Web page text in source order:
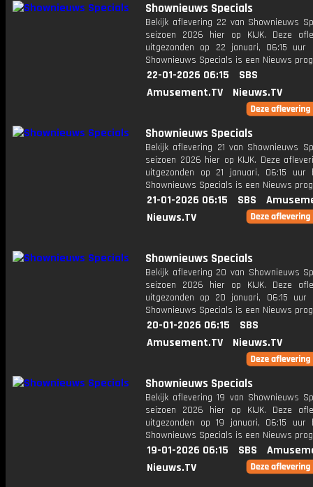
Shownieuws Specials
Bekijk aflevering 22 van Shownieuws
seizoen 2026 hier op KIJK. Deze
uitgezonden op 22 januari, 06:15 uur
Shownieuws Specials is een Nieuws
22-01-2026 06:15
SBS
Amusement.TV
Nieuws.TV
Shownieuws Specials
Bekijk aflevering 21 van Shownieuws
seizoen 2026 hier op KIJK. Deze
uitgezonden op 21 januari, 06:15 uur
Shownieuws Specials is een Nieuws
21-01-2026 06:15 SBS
Nieuws.TV
Shownieuws Specials
Bekijk aflevering 20 van Shownieuws
seizoen 2026 hier op KIJK. Deze
uitgezonden op 20 januari, 06:15 uur
Shownieuws Specials is een Nieuws
20-01-2026 06:15
SBS
Amusement.TV
Nieuws.TV
Shownieuws Specials
Bekijk aflevering 19 van Shownieuws
seizoen 2026 hier op KIJK. Deze
uitgezonden op 19 januari, 06:15 uur
Shownieuws Specials is een Nieuws
19-01-2026 06:15 SBS
Nieuws.TV